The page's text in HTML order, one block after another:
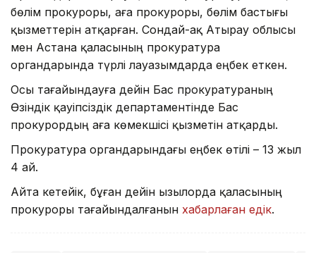
бөлім прокуроры, аға прокуроры, бөлім бастығы
қызметтерін атқарған. Сондай-ақ Атырау облысы
мен Астана қаласының прокуратура
органдарында түрлі лауазымдарда еңбек еткен.
Осы тағайындауға дейін Бас прокуратураның
Өзіндік қауіпсіздік департаментінде Бас
прокурордың аға көмекшісі қызметін атқарды.
Прокуратура органдарындағы еңбек өтілі – 13 жыл
4 ай.
Айта кетейік, бұған дейін Қызылорда қаласының
прокуроры тағайындалғанын хабарлаған едік.